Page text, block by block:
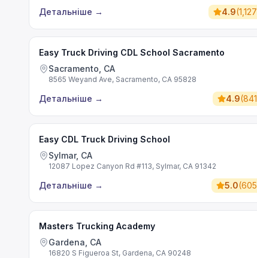
Детальніше → 4.9(1,127
Easy Truck Driving CDL School Sacramento
Sacramento, CA
8565 Weyand Ave, Sacramento, CA 95828
Детальніше → 4.9(841
Easy CDL Truck Driving School
Sylmar, CA
12087 Lopez Canyon Rd #113, Sylmar, CA 91342
Детальніше → 5.0(605
Masters Trucking Academy
Gardena, CA
16820 S Figueroa St, Gardena, CA 90248